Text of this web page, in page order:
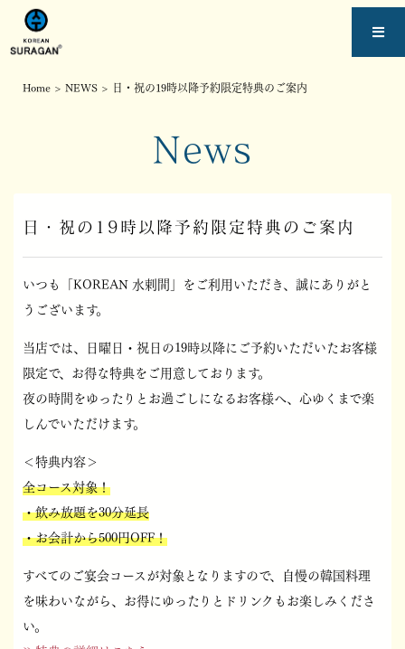
Home > NEWS > 日・祝の19時以降予約限定特典のご案内
News
日・祝の19時以降予約限定特典のご案内
いつも「KOREAN 水剌間」をご利用いただき、誠にありがと
うございます。
当店では、日曜日・祝日の19時以降にご予約いただいたお客様
限定で、お得な特典をご用意しております。
夜の時間をゆったりとお過ごしになるお客様へ、心ゆくまで楽
しんでいただけます。
＜特典内容＞
全コース対象！
・飲み放題を30分延長
・お会計から500円OFF！
すべてのご宴会コースが対象となりますので、自慢の韓国料理
を味わいながら、お得にゆったりとドリンクもお楽しみくださ
い。